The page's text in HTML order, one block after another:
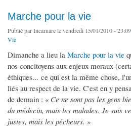
Marche pour la vie
Publié parIncarnarele vendredi 15/01/2010 -
Vie
Dimanche a lieu la Marche pour la vie
nos concitoyens aux enjeux moraux
éthiques... ce qui est la même chose,
liés au respect de la vie. C'est en y
de demain : « Ce ne sont pas les gens
du médecin, mais les malades. Je suis
justes, mais les pécheurs. »